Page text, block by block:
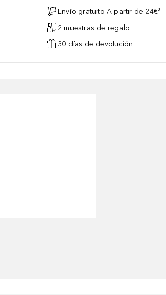
Envío gratuito A partir de 24€³
2 muestras de regalo
30 días de devolución